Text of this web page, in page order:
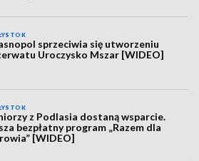
sprzeciwia się utworzeniu
Uroczysko Mszar [WIDEO]
z Podlasia dostaną wsparcie.
bezpłatny program „Razem dla
[WIDEO]